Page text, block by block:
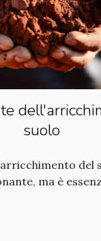
suolo
del
ma è